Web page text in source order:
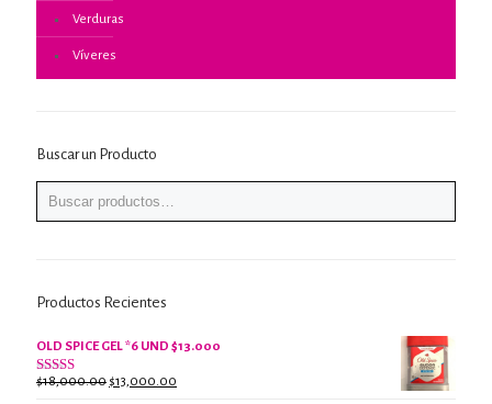
Verduras
Víveres
Buscar un Producto
Productos Recientes
OLD SPICE GEL *6 UND $13.000
Valorado
$18,000.00 El
$13,000.00